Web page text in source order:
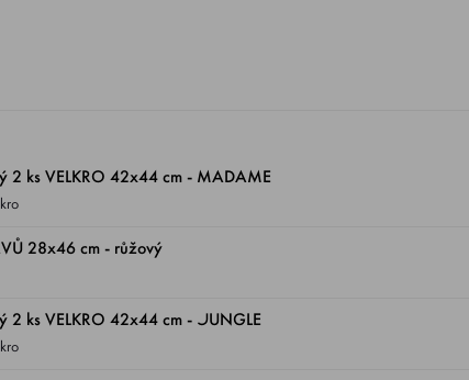
2 ks VELKRO 42x44 cm - MADAME
28x46 cm - růžový
2 ks VELKRO 42x44 cm - JUNGLE